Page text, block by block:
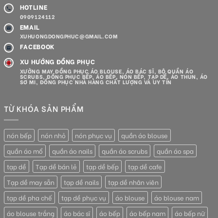
HOTLINE
0909124112
EMAIL
XUHUONGDONGPHUC@GMAIL.COM
FACEBOOK
XU HƯỚNG ĐỒNG PHỤC
XƯỞNG MAY ĐỒNG PHỤC ÁO BLOUSE, ÁO BÁC SĨ, BỘ QUẦN ÁO
SCRUBS, ĐỒNG PHỤC BẾP, ÁO BẾP, NÓN BẾP, TẠP DỀ, ÁO THUN, ÁO
SƠ MI, ĐỒNG PHỤC NHÀ HÀNG CHẤT LƯỢNG VÀ UY TÍN
TỪ KHÓA SẢN PHẨM
nón bếp nón nhỏ nón phục vụ
quần áo blouse
quần áo mổ
quần áo nails quần áo scrubs
quần áo spa
tạp dề
Tạp dề bán lẻ tạp dề bếp
tạp dề cafe
Tạp dề may sẵn
tạp dề nails
tạp dề nhân viên
tạp dề pha chế
tạp dề phục vụ áo blouse
áo blouse nam
áo blouse trắng
áo bác sĩ áo bếp áo bếp nam áo bếp nữ